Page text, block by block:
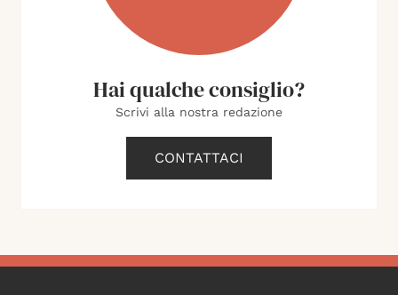
Hai qualche consiglio?
Scrivi alla nostra redazione
CONTATTACI